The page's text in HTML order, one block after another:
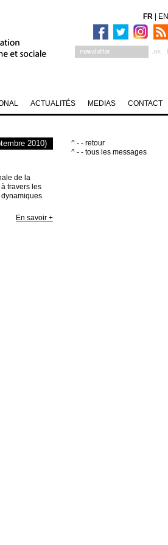
2010)
de la
travers les
En savoir +
^ - - retour
^ - - tous les messages
CONTACT
MEDIAS
ACTUALITÉS
FR EN